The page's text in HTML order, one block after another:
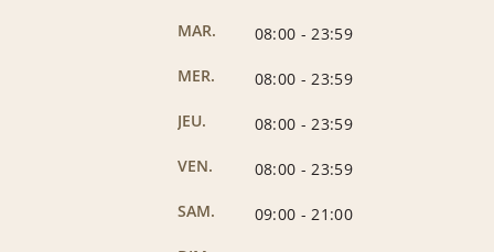
MAR.
08:00 - 23:59
MER.
08:00 - 23:59
JEU.
08:00 - 23:59
VEN.
08:00 - 23:59
SAM.
09:00 - 21:00